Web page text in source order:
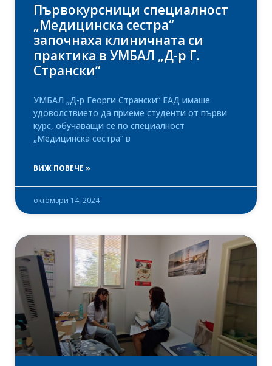
Първокурсници специалност
„Медицинска сестра“
започнаха клиничната си
практика в УМБАЛ „Д-р Г.
Странски“
УМБАЛ „Д-р Георги Странски“ ЕАД имаше
удоволствието да приеме студенти от първи
курс, обучаващи се по специалност
„Медицинска сестра“ в
ВИЖ ПОВЕЧЕ »
октомври 14, 2024